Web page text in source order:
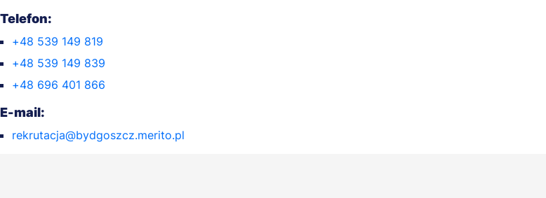
Telefon:
+48 539 149 819
+48 539 149 839
+48 696 401 866
E-mail:
rekrutacja@bydgoszcz.merito.pl